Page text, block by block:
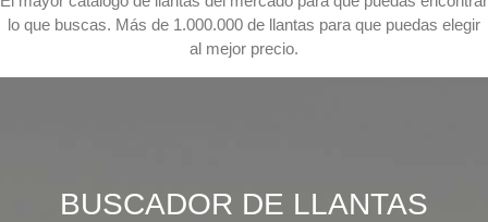
lo que buscas. Más de 1.000.000 de llantas para que puedas elegir
al mejor precio.
BUSCADOR DE LLANTAS